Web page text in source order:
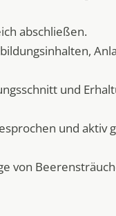
abschließen.
und
und aktiv
von